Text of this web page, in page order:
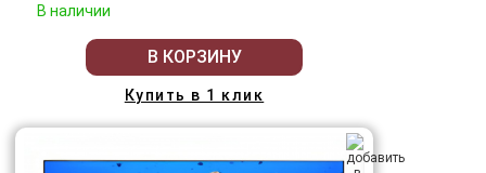
В наличии
В КОРЗИНУ
Купить в 1 клик